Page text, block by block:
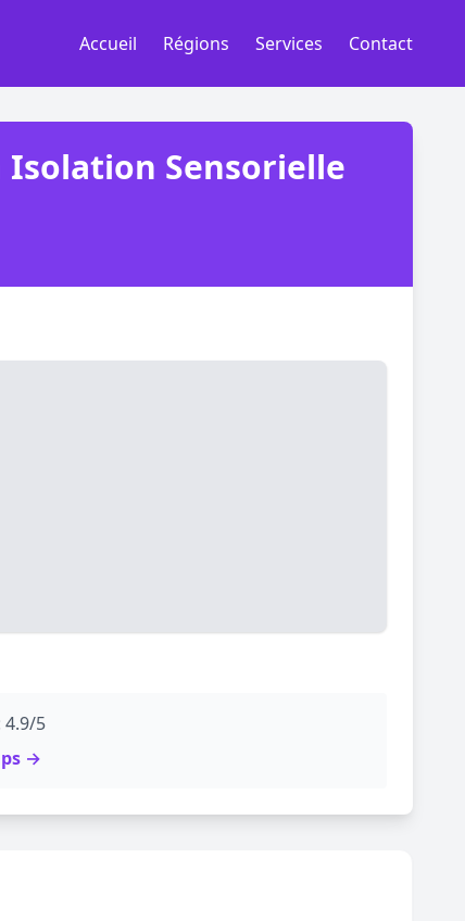
Accueil Régions Services Contact
Sensorielle
5
→